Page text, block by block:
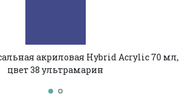
акриловая Hybrid Acrylic 70 мл,
цвет 38 ультрамарин